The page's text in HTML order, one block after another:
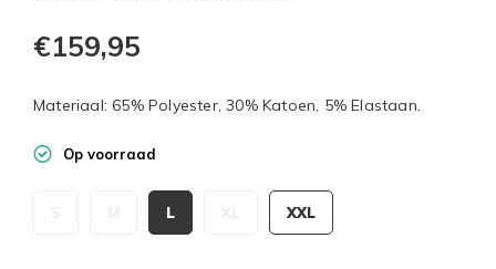
€159,95
Materiaal: 65% Polyester, 30% Katoen, 5% Elastaan.
Op voorraad
L XXL